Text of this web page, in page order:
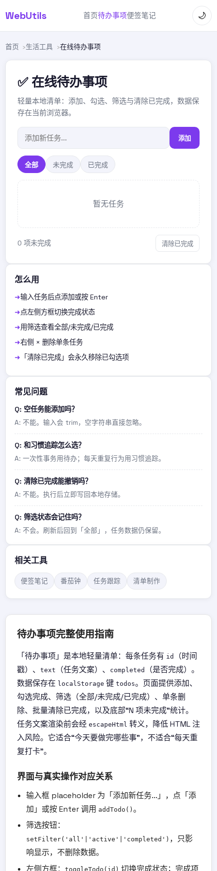
WebUtils 首页待办事项便签笔记 🌙
首页 生活工具 在线待办事项
✅ 在线待办事项
轻量本地清单：添加、勾选、筛选与清除已完成，数据保
存在当前浏览器。
添加
全部 未完成 已完成
暂无任务
0 项未完成 清除已完成
怎么用
输入任务后点添加或按 Enter
点左侧方框切换完成状态
用筛选查看全部/未完成/已完成
右侧 × 删除单条任务
「清除已完成」会永久移除已勾选项
常见问题
Q: 空任务能添加吗？
A: 不能。输入会 trim，空字符串直接忽略。
Q: 和习惯追踪怎么选？
A: 一次性事务用待办；每天重复行为用习惯追踪。
Q: 清除已完成能撤销吗？
A: 不能。执行后立即写回本地存储。
Q: 筛选状态会记住吗？
A: 不会。刷新后回到「全部」，任务数据仍保留。
相关工具
便签笔记 番茄钟 任务跟踪 清单制作
待办事项完整使用指南
「待办事项」是本地轻量清单：每条任务有 id
（时间
戳）、
text （任务文案）、 completed
（是否完成）。
数据保存在 localStorage 键 todos。页面提供添加、
勾选完成、筛选（全部/未完成/已完成）、单条删
除、批量清除已完成，以及底部“N 项未完成”统计。
任务文案渲染前会经 escapeHtml 转义，降低 HTML 注
入风险。它适合“今天要做完哪些事”，不适合“每天重
复打卡”。
界面与真实操作对应关系
输入框 placeholder 为「添加新任务...」，点「添
加」或按 Enter 调用 addTodo() 。
筛选按钮：
setFilter('all'|'active'|'completed') ，只影
响显示，不删除数据。
左侧方框：
toggleTodo(id) 切换完成状态；完成项